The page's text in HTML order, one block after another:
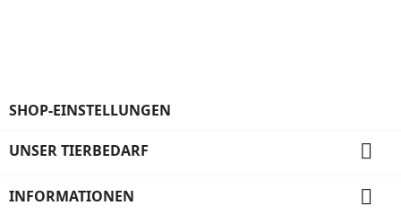
SHOP-EINSTELLUNGEN
UNSER TIERBEDARF 
INFORMATIONEN 